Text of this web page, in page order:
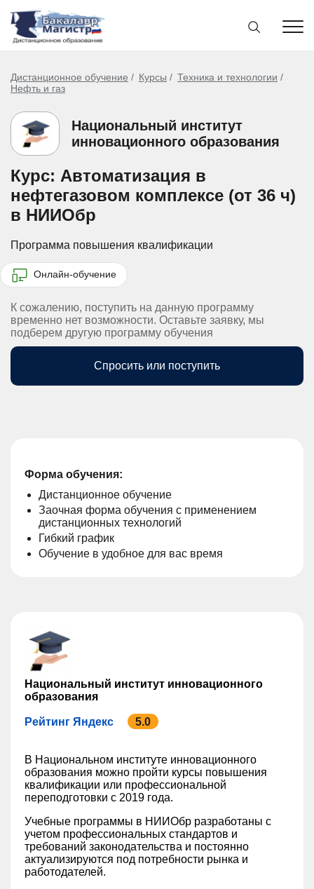
Дистанционное обучение Курсы
Техника и технологии
Нефть и газ
Национальный институт
инновационного образования
Курс: Автоматизация в
нефтегазовом комплексе (от 36 ч)
в НИИОбр
Программа повышения квалификации
Онлайн-обучение
К сожалению, поступить на данную программу
временно нет возможности. Оставьте заявку, мы
подберем другую программу обучения
Спросить или поступить
Форма обучения:
Дистанционное обучение
Заочная форма обучения с применением
дистанционных технологий
Гибкий график
Обучение в удобное для вас время
Национальный институт инновационного
образования
Рейтинг Яндекс 5.0
В Национальном институте инновационного
образования можно пройти курсы повышения
квалификации или профессиональной
переподготовки с 2019 года.
Учебные программы в НИИОбр разработаны с
учетом профессиональных стандартов и
требований законодательства и постоянно
актуализируются под потребности рынка и
работодателей.